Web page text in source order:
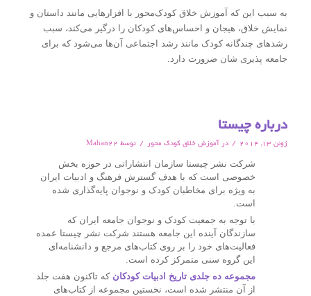
به سبب این که آموزش خلاق کودک‌محور با افزارهایی مانند داستان و
نمایش خلاق، هیجان و احساس‌های کودکان را درگیر می‌کند،‌ سبب
رشدهای چندگانه کودک مانند رشد اجتماعی آن‌ها می‌شود که برای
جامعه پذیری شان ضرورت دارد.
درباره چیستا
ژوئن 13, 2014 / در آموزش خلاق کودک محور / توسط Mahan22
شرکت نشر چیستا سازمان انتشاراتی در حوزه بخش
خصوصی است که با هدف گسترش فرهنگ و ادبیات ایران
به ویژه برای مخاطبان کودک و نوجوان پایه‌گذاری شده
است.
با توجه به جمعیت کودک و نوجوان جامعه ایران که
سازندگان آینده این جامعه هستند شرکت نشر چیستا عمده
فعالیت‌های خود را بر روی کتاب‌های مرجع و دانشنامه‌ای
این گروه سنی متمرکز کرده است.
مجموعه ده جلدی تاریخ ادبیات کودکان که تاکنون هفت جلد
از آن منتشر شده است، نخستین مجموعه از کتاب‌های